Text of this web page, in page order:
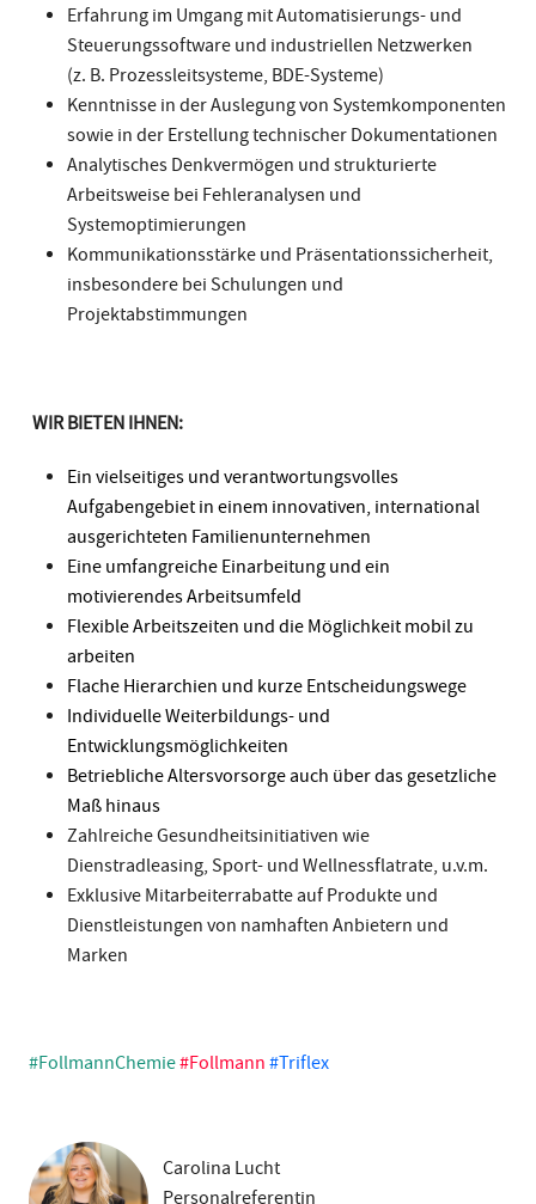
Erfahrung im Umgang mit Automatisierungs- und
Steuerungssoftware und industriellen Netzwerken
(z. B. Prozessleitsysteme, BDE-Systeme)
Kenntnisse in der Auslegung von Systemkomponenten
sowie in der Erstellung technischer Dokumentationen
Analytisches Denkvermögen und strukturierte
Arbeitsweise bei Fehleranalysen und
Systemoptimierungen
Kommunikationsstärke und Präsentationssicherheit,
insbesondere bei Schulungen und
Projektabstimmungen
WIR BIETEN IHNEN:
Ein vielseitiges und verantwortungsvolles
Aufgabengebiet in einem innovativen, international
ausgerichteten Familienunternehmen
Eine umfangreiche Einarbeitung und ein
motivierendes Arbeitsumfeld
Flexible Arbeitszeiten und die Möglichkeit mobil zu
arbeiten
Flache Hierarchien und kurze Entscheidungswege
Individuelle Weiterbildungs- und
Entwicklungsmöglichkeiten
Betriebliche Altersvorsorge auch über das gesetzliche
Maß hinaus
Zahlreiche Gesundheitsinitiativen wie
Dienstradleasing, Sport- und Wellnessflatrate, u.v.m.
Exklusive Mitarbeiterrabatte auf Produkte und
Dienstleistungen von namhaften Anbietern und
Marken
#FollmannChemie#Follmann #Triflex
Carolina Lucht
Personalreferentin